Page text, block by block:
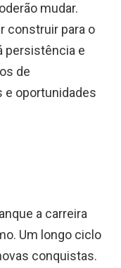
mudar.
construir para o
persistência e
de
e oportunidades
a carreira
Um longo ciclo
conquistas.